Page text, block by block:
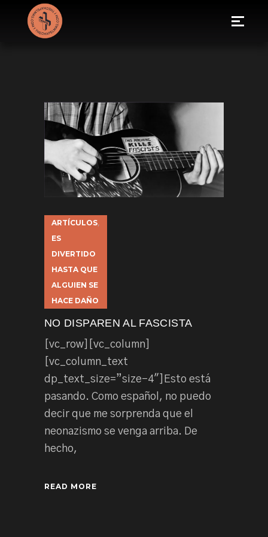
ARTÍCULOS,
ES
DIVERTIDO
HASTA QUE
ALGUIEN SE
HACE DAÑO
NO DISPAREN AL FASCISTA
[vc_row][vc_column]
[vc_column_text
dp_text_size=”size-4″]Esto está
pasando. Como español, no puedo
decir que me sorprenda que el
neonazismo se venga arriba. De
hecho,
READ MORE